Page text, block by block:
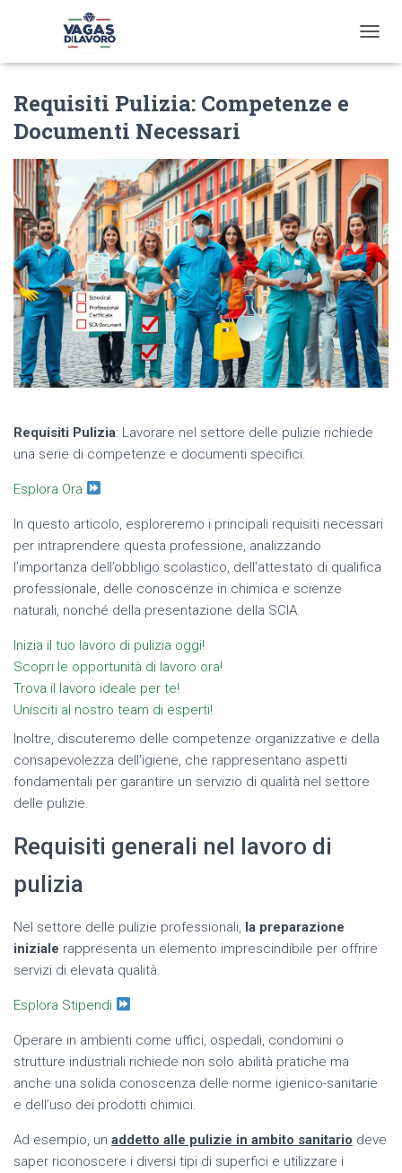
O
V
I
G
A
T
I
O
N
Requisiti Pulizia: Competenze e
Documenti Necessari
Requisiti Pulizia: Lavorare nel settore delle pulizie richiede
una serie di competenze e documenti specifici.
Esplora Ora
In questo articolo, esploreremo i principali requisiti necessari
per intraprendere questa professione, analizzando
l’importanza dell’obbligo scolastico, dell’attestato di qualifica
professionale, delle conoscenze in chimica e scienze
naturali, nonché della presentazione della SCIA.
Inizia il tuo lavoro di pulizia oggi!
Scopri le opportunità di lavoro ora!
Trova il lavoro ideale per te!
Unisciti al nostro team di esperti!
Inoltre, discuteremo delle competenze organizzative e della
consapevolezza dell’igiene, che rappresentano aspetti
fondamentali per garantire un servizio di qualità nel settore
delle pulizie.
Requisiti generali nel lavoro di
pulizia
Nel settore delle pulizie professionali, la preparazione
iniziale rappresenta un elemento imprescindibile per offrire
servizi di elevata qualità.
Esplora Stipendi
Operare in ambienti come uffici, ospedali, condomini o
strutture industriali richiede non solo abilità pratiche ma
anche una solida conoscenza delle norme igienico-sanitarie
e dell’uso dei prodotti chimici.
Ad esempio, un addetto alle pulizie in ambito sanitario deve
saper riconoscere i diversi tipi di superfici e utilizzare i